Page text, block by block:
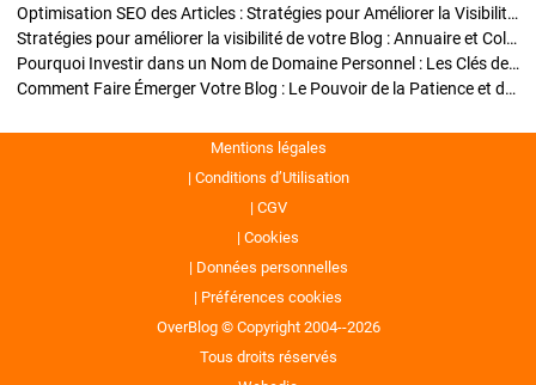
Optimisation SEO des Articles : Stratégies pour Améliorer la Visibilité de Votre Blog
Stratégies pour améliorer la visibilité de votre Blog : Annuaire et Collaborations
Pourquoi Investir dans un Nom de Domaine Personnel : Les Clés de la Réussite de Votre Blog
Comment Faire Émerger Votre Blog : Le Pouvoir de la Patience et de la Persévérance
Mentions légales
Conditions d’Utilisation
CGV
Cookies
Données personnelles
Préférences cookies
OverBlog © Copyright 2004--2026
Tous droits réservés